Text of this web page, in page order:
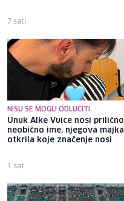
7 sati
NISU SE MOGLI ODLUČITI
Unuk Alke Vuice nosi prilično
neobično ime, njegova majka
otkrila koje značenje nosi
1 sat